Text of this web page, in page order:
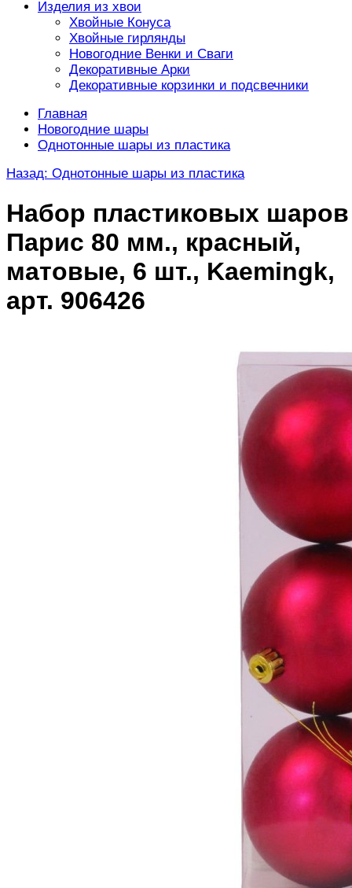
Изделия из хвои
Хвойные Конуса
Хвойные гирлянды
Новогодние Венки и Сваги
Декоративные Арки
Декоративные корзинки и подсвечники
Главная
Новогодние шары
Однотонные шары из пластика
Назад: Однотонные шары из пластика
Набор пластиковых шаров
Парис 80 мм., красный,
матовые, 6 шт., Kaemingk,
арт. 906426